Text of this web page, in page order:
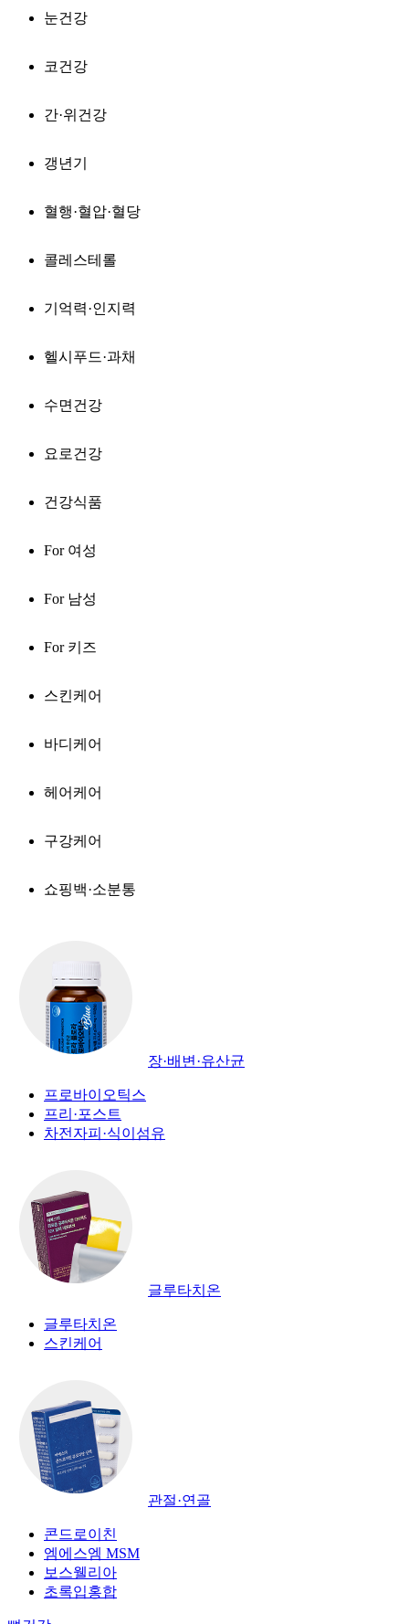
눈건강
코건강
간·위건강
갱년기
혈행·혈압·혈당
콜레스테롤
기억력·인지력
헬시푸드·과채
수면건강
요로건강
건강식품
For 여성
For 남성
For 키즈
스킨케어
바디케어
헤어케어
구강케어
쇼핑백·소분통
장·배변·유산균
프로바이오틱스
프리·포스트
차전자피·식이섬유
글루타치온
글루타치온
스킨케어
관절·연골
콘드로이친
엠에스엠 MSM
보스웰리아
초록입홍합